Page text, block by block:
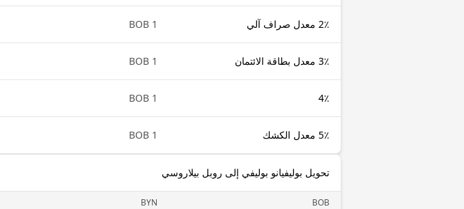
2٪ معدل صراف آلي 1 BOB
3٪ معدل بطاقة الائتمان 1 BOB
4٪ 1 BOB
5٪ معدل الكشك 1 BOB
تحويل بوليفيانو بوليفي إلى روبل بيلاروسي
BOB
BYN